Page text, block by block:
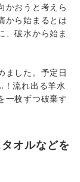
かおうと考えら
から始まるとは
、破水から始ま
ました。予定日
流れ出る羊水
一枚ずつ破棄す
オルなどを